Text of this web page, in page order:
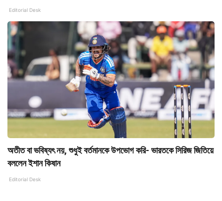
Editorial Desk
অতীত বা ভবিষ্যৎ নয়, শুধুই বর্তমানকে উপভোগ করি- ভারতকে সিরিজ জিতিয়ে
বললেন ইশান কিষান
Editorial Desk